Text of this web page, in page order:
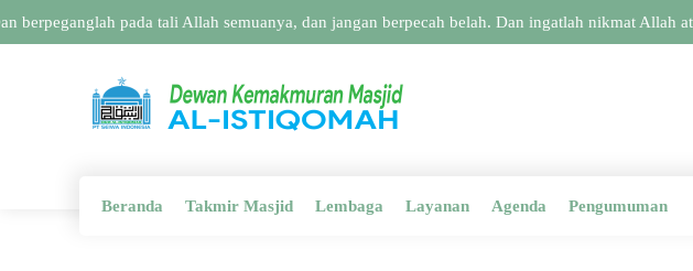
pada tali Allah semuanya, dan jangan berpecah belah. Dan ingatlah nikmat Allah
Beranda Takmir Masjid Lembaga Layanan Agenda Pengumuman